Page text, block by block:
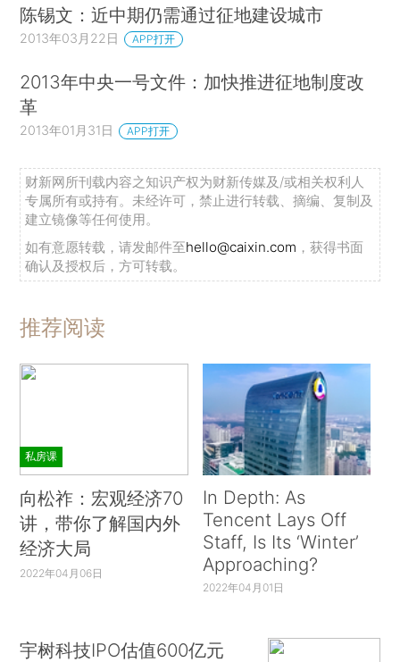
陈锡文：近中期仍需通过征地建设城市
2013年03月22日 APP打开
2013年中央一号文件：加快推进征地制度改
革
2013年01月31日 APP打开
财新网所刊载内容之知识产权为财新传媒及/或相关权利人
专属所有或持有。未经许可，禁止进行转载、摘编、复制及
建立镜像等任何使用。
如有意愿转载，请发邮件至hello@caixin.com ，获得书面
确认及授权后，方可转载。
推荐阅读
私房课
向松祚：宏观经济70
讲，带你了解国内外
经济大局
2022年04月06日
In Depth: As
Tencent Lays Off
Staff, Is Its ‘Winter’
Approaching?
2022年04月01日
宇树科技IPO估值600亿元